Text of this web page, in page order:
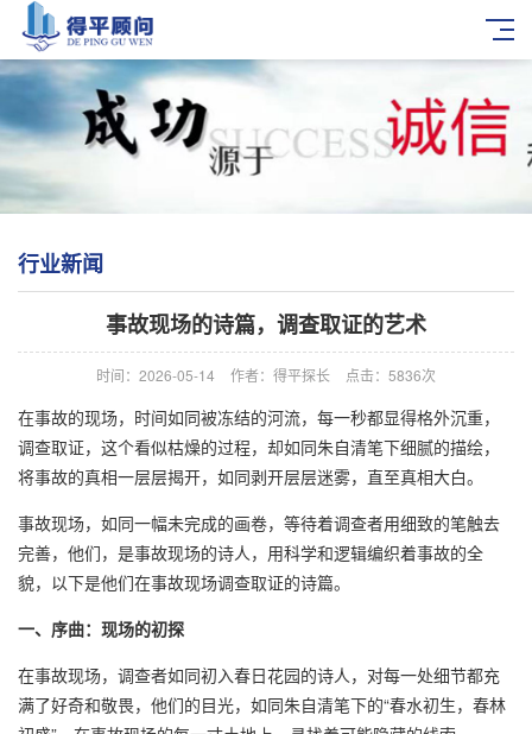
行业新闻
事故现场的诗篇，调查取证的艺术
时间：2026-05-14 作者：得平探长 点击：5836次
在事故的现场，时间如同被冻结的河流，每一秒都显得格外沉重，
调查取证，这个看似枯燥的过程，却如同朱自清笔下细腻的描绘，
将事故的真相一层层揭开，如同剥开层层迷雾，直至真相大白。
事故现场，如同一幅未完成的画卷，等待着调查者用细致的笔触去
完善，他们，是事故现场的诗人，用科学和逻辑编织着事故的全
貌，以下是他们在事故现场调查取证的诗篇。
一、序曲：现场的初探
在事故现场，调查者如同初入春日花园的诗人，对每一处细节都充
满了好奇和敬畏，他们的目光，如同朱自清笔下的“春水初生，春林